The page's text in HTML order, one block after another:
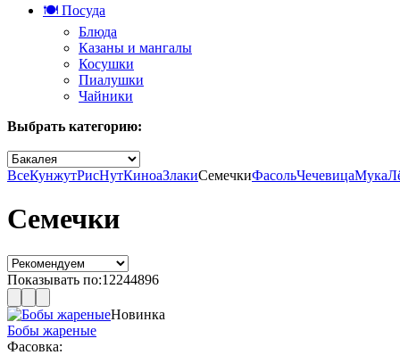
🍽️ Посуда
Блюда
Казаны и мангалы
Косушки
Пиалушки
Чайники
Выбрать категорию:
ВсеКунжутРисНутКиноаЗлакиСемечкиФасольЧечевицаМука
Семечки
Показывать по:12244896
Новинка
Бобы жареные
Фасовка: